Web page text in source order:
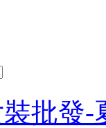
批發-